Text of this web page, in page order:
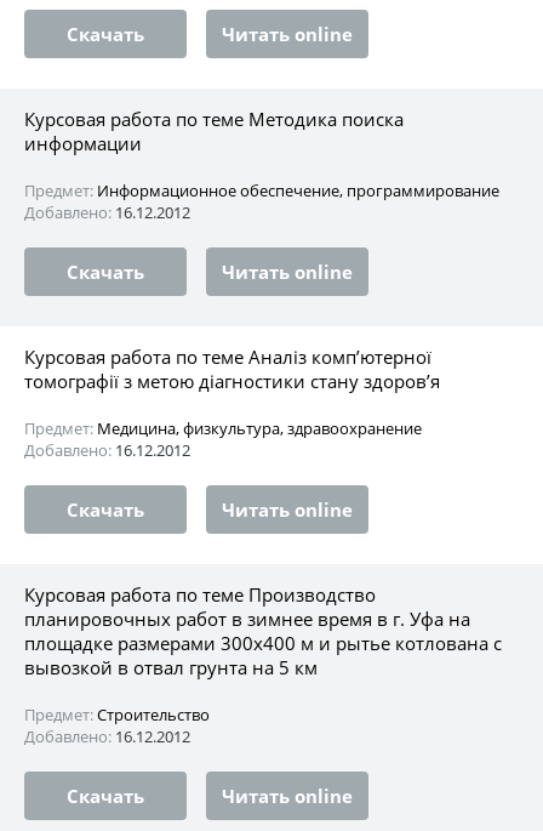
Скачать Читать online
Курсовая работа по теме Методика поиска
информации
Предмет: Информационное обеспечение, программирование
Добавлено: 16.12.2012
Скачать Читать online
Курсовая работа по теме Аналіз комп’ютерної
томографії з метою діагностики стану здоров’я
Предмет: Медицина, физкультура, здравоохранение
Добавлено: 16.12.2012
Скачать Читать online
Курсовая работа по теме Производство
планировочных работ в зимнее время в г. Уфа на
площадке размерами 300х400 м и рытье котлована с
вывозкой в отвал грунта на 5 км
Предмет:Строительство
Добавлено: 16.12.2012
Скачать Читать online